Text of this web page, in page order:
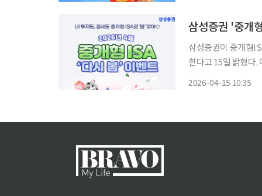
삼성증권 '중개
삼성증권이 중개형
한다고 15일 밝혔다. 이번 이벤트는 중개형 ISA계좌에 대한 관심이 늘어나는 상황에서
2026-04-15 10:35